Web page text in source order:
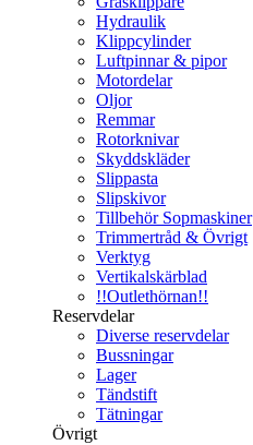
Hydraulik
Klippcylinder
Luftpinnar & pipor
Motordelar
Oljor
Remmar
Rotorknivar
Skyddskläder
Slippasta
Slipskivor
Tillbehör Sopmaskiner
Trimmertråd & Övrigt
Verktyg
Vertikalskärblad
!!Outlethörnan!!
Reservdelar
Diverse reservdelar
Bussningar
Lager
Tändstift
Tätningar
Övrigt